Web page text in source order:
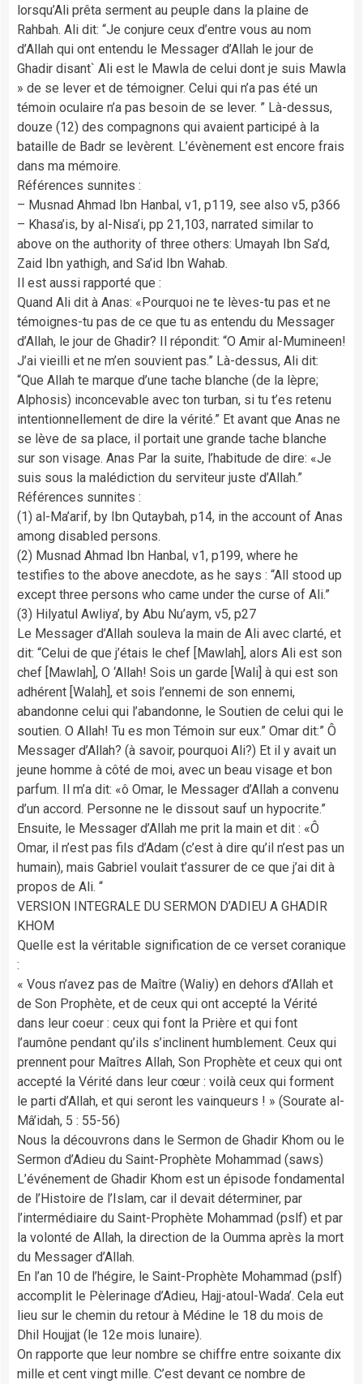
lorsqu’Ali prêta serment au peuple dans la plaine de
Rahbah. Ali dit: “Je conjure ceux d’entre vous au nom
d’Allah qui ont entendu le Messager d’Allah le jour de
Ghadir disant` Ali est le Mawla de celui dont je suis Mawla
» de se lever et de témoigner. Celui qui n’a pas été un
témoin oculaire n’a pas besoin de se lever. ” Là-dessus,
douze (12) des compagnons qui avaient participé à la
bataille de Badr se levèrent. L’évènement est encore frais
dans ma mémoire.
Références sunnites :
– Musnad Ahmad Ibn Hanbal, v1, p119, see also v5, p366
– Khasa’is, by al-Nisa’i, pp 21,103, narrated similar to
above on the authority of three others: Umayah Ibn Sa’d,
Zaid Ibn yathigh, and Sa’id Ibn Wahab.
Il est aussi rapporté que :
Quand Ali dit à Anas: «Pourquoi ne te lèves-tu pas et ne
témoignes-tu pas de ce que tu as entendu du Messager
d’Allah, le jour de Ghadir? Il répondit: “O Amir al-Mumineen!
J’ai vieilli et ne m’en souvient pas.” Là-dessus, Ali dit:
“Que Allah te marque d’une tache blanche (de la lèpre;
Alphosis) inconcevable avec ton turban, si tu t’es retenu
intentionnellement de dire la vérité.” Et avant que Anas ne
se lève de sa place, il portait une grande tache blanche
sur son visage. Anas Par la suite, l’habitude de dire: «Je
suis sous la malédiction du serviteur juste d’Allah.”
Références sunnites :
(1) al-Ma’arif, by Ibn Qutaybah, p14, in the account of Anas
among disabled persons.
(2) Musnad Ahmad Ibn Hanbal, v1, p199, where he
testifies to the above anecdote, as he says : “All stood up
except three persons who came under the curse of Ali.”
(3) Hilyatul Awliya’, by Abu Nu’aym, v5, p27
Le Messager d’Allah souleva la main de Ali avec clarté, et
dit: “Celui de que j’étais le chef [Mawlah], alors Ali est son
chef [Mawlah], O ‘Allah! Sois un garde [Wali] à qui est son
adhérent [Walah], et sois l’ennemi de son ennemi,
abandonne celui qui l’abandonne, le Soutien de celui qui le
soutien. O Allah! Tu es mon Témoin sur eux.” Omar dit:” Ô
Messager d’Allah? (à savoir, pourquoi Ali?) Et il y avait un
jeune homme à côté de moi, avec un beau visage et bon
parfum. Il m’a dit: «ô Omar, le Messager d’Allah a convenu
d’un accord. Personne ne le dissout sauf un hypocrite.”
Ensuite, le Messager d’Allah me prit la main et dit : «Ô
Omar, il n’est pas fils d’Adam (c’est à dire qu’il n’est pas un
humain), mais Gabriel voulait t’assurer de ce que j’ai dit à
propos de Ali. “
VERSION INTEGRALE DU SERMON D’ADIEU A GHADIR
KHOM
Quelle est la véritable signification de ce verset coranique
:
« Vous n’avez pas de Maître (Waliy) en dehors d’Allah et
de Son Prophète, et de ceux qui ont accepté la Vérité
dans leur coeur : ceux qui font la Prière et qui font
l’aumône pendant qu’ils s’inclinent humblement. Ceux qui
prennent pour Maîtres Allah, Son Prophète et ceux qui ont
accepté la Vérité dans leur cœur : voilà ceux qui forment
le parti d’Allah, et qui seront les vainqueurs ! » (Sourate al-
Mâ’idah, 5 : 55-56)
Nous la découvrons dans le Sermon de Ghadir Khom ou le
Sermon d’Adieu du Saint-Prophète Mohammad (saws)
L’événement de Ghadir Khom est un épisode fondamental
de l’Histoire de l’Islam, car il devait déterminer, par
l’intermédiaire du Saint-Prophète Mohammad (pslf) et par
la volonté de Allah, la direction de la Oumma après la mort
du Messager d’Allah.
En l’an 10 de l’hégire, le Saint-Prophète Mohammad (pslf)
accomplit le Pèlerinage d’Adieu, Hajj-atoul-Wada’. Cela eut
lieu sur le chemin du retour à Médine le 18 du mois de
Dhil Houjjat (le 12e mois lunaire).
On rapporte que leur nombre se chiffre entre soixante dix
mille et cent vingt mille. C’est devant ce nombre de